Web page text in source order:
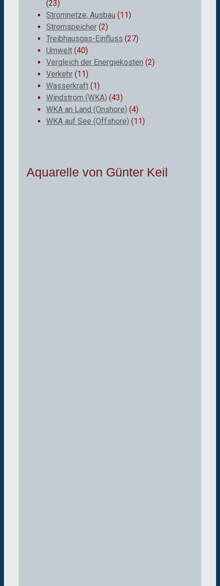
(23)
Stromnetze, Ausbau (11)
Stromspeicher (2)
Treibhausgas-Einfluss (27)
Umwelt (40)
Vergleich der Energiekosten (2)
Verkehr (11)
Wasserkraft (1)
Windstrom (WKA) (43)
WKA an Land (Onshore) (4)
WKA auf See (Offshore) (11)
Aquarelle von Günter Keil